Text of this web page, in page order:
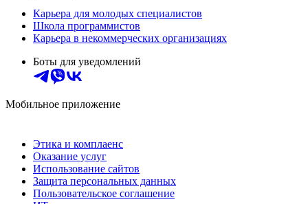
Карьера для молодых специалистов
Школа программистов
Карьера в некоммерческих организациях
Боты для уведомлений
Мобильное приложение
Этика и комплаенс
Оказание услуг
Использование сайтов
Защита персональных данных
Пользовательское соглашение